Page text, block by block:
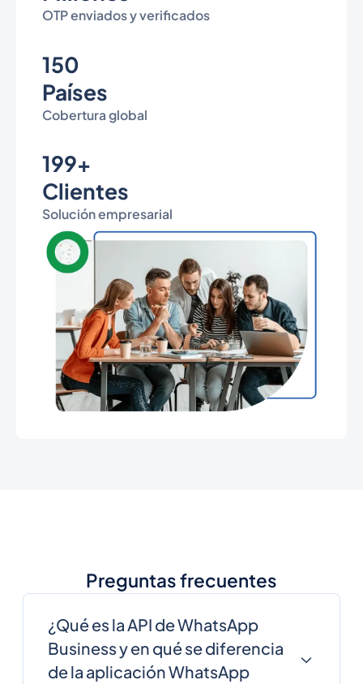
OTP enviados y verificados
150
Países
Cobertura global
199+
Clientes
Solución empresarial
Preguntas frecuentes
¿Qué es la API de WhatsApp
Business y en qué se diferencia
de la aplicación WhatsApp